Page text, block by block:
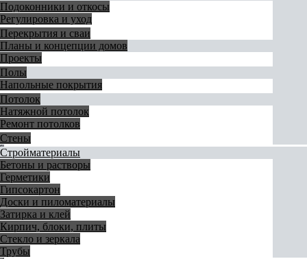
Подоконники и откосы
Регулировка и уход
Перекрытия и сваи
Планы и концепции домов
Проекты
Полы
Напольные покрытия
Потолок
Натяжной потолок
Ремонт потолков
Стены
Стройматериалы
Бетоны и растворы
Герметики
Гипсокартон
Доски и пиломатериалы
Затирка и клей
Кирпич, блоки, плиты
Стекло и зеркала
Трубы